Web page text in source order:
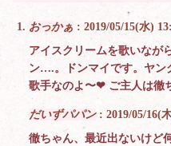
おっかぁ : 2019/05/15(水)
アイスクリームを歌いなが
ン….。ドンマイです。ヤン
歌手なのよ〜❤︎ ご主人は徹
だいずパパン: 2019/05/16(
徹ちゃん、最近出ないけど